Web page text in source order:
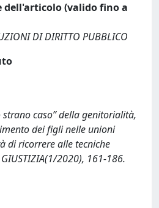
dell'articolo (valido fino a
DI DIRITTO PUBBLICO
strano caso” della genitorialità,
dei figli nelle unioni
di ricorrere alle tecniche
2020), 161-186.